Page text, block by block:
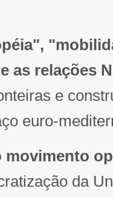
as relações
e
euro-
movimento
da